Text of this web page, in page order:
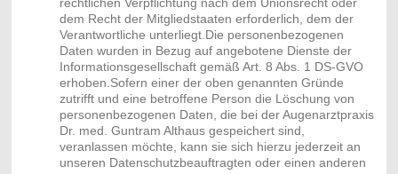
rechtlichen Verpflichtung nach dem Unionsrecht oder
dem Recht der Mitgliedstaaten erforderlich, dem der
Verantwortliche unterliegt.Die personenbezogenen
Daten wurden in Bezug auf angebotene Dienste der
Informationsgesellschaft gemäß Art. 8 Abs. 1 DS-GVO
erhoben.Sofern einer der oben genannten Gründe
zutrifft und eine betroffene Person die Löschung von
personenbezogenen Daten, die bei der Augenarztpraxis
Dr. med. Guntram Althaus gespeichert sind,
veranlassen möchte, kann sie sich hierzu jederzeit an
unseren Datenschutzbeauftragten oder einen anderen